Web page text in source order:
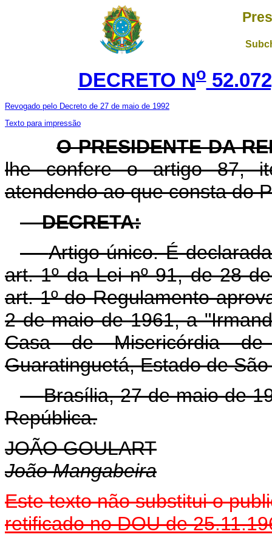
DECRETO No
Revogado pelo Decreto de 27 de maio de 1992
Texto para impressão
O PRESIDENTE DA
lhe confere o artigo 87,
atendendo ao que consta do
DECRETA:
Artigo único. É
art. 1º da Lei nº 91, de 28
art. 1º do Regulamento
2 de maio de 1961, a
Casa de Misericórdia
Guaratinguetá, Estado de
Brasília, 27 de maio de
República.
JOÃO GOULART
João Mangabeira
Este texto não substitui o
retificado no DOU de